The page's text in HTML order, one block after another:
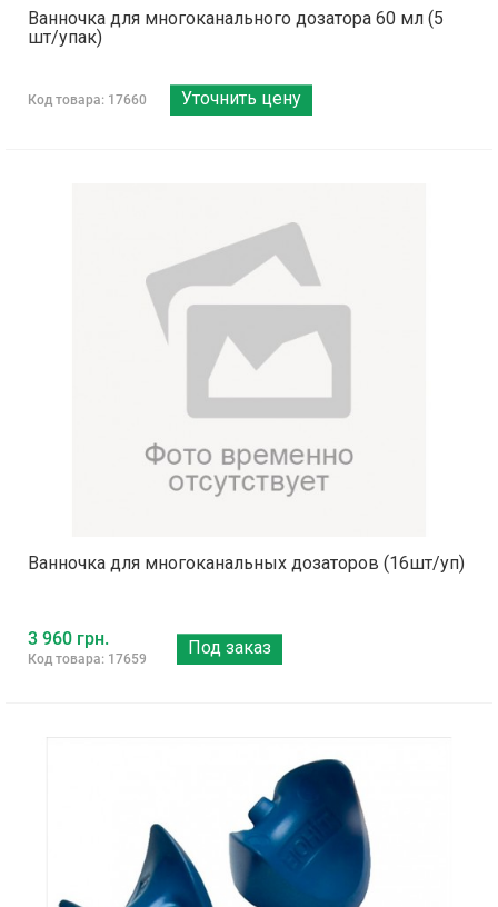
Ванночка для многоканального дозатора 60 мл (5
шт/упак)
Код товара: 17660 Уточнить цену
Ванночка для многоканальных дозаторов (16шт/уп)
3 960 грн.
Код товара: 17659
Под заказ